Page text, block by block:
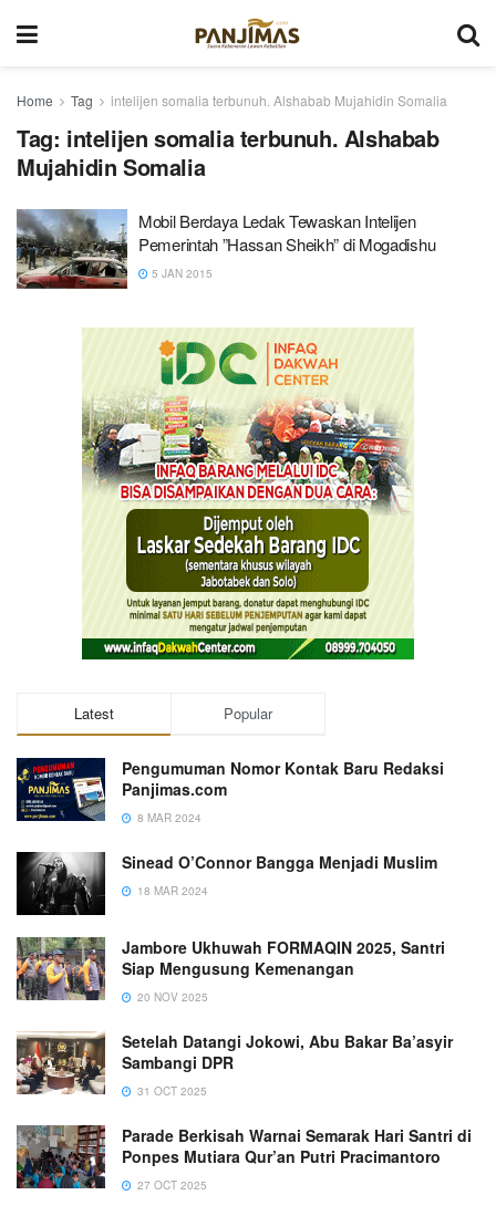
Home Tag intelijen somalia terbunuh. Alshabab Mujahidin Somalia
Tag: intelijen somalia terbunuh. Alshabab
Mujahidin Somalia
Mobil Berdaya Ledak Tewaskan Intelijen
Pemerintah ”Hassan Sheikh” di Mogadishu
5 JAN 2015
Latest Popular
Pengumuman Nomor Kontak Baru Redaksi
Panjimas.com
8 MAR 2024
Sinead O’Connor Bangga Menjadi Muslim
18 MAR 2024
Jambore Ukhuwah FORMAQIN 2025, Santri
Siap Mengusung Kemenangan
20 NOV 2025
Setelah Datangi Jokowi, Abu Bakar Ba’asyir
Sambangi DPR
31 OCT 2025
Parade Berkisah Warnai Semarak Hari Santri di
Ponpes Mutiara Qur’an Putri Pracimantoro
27 OCT 2025